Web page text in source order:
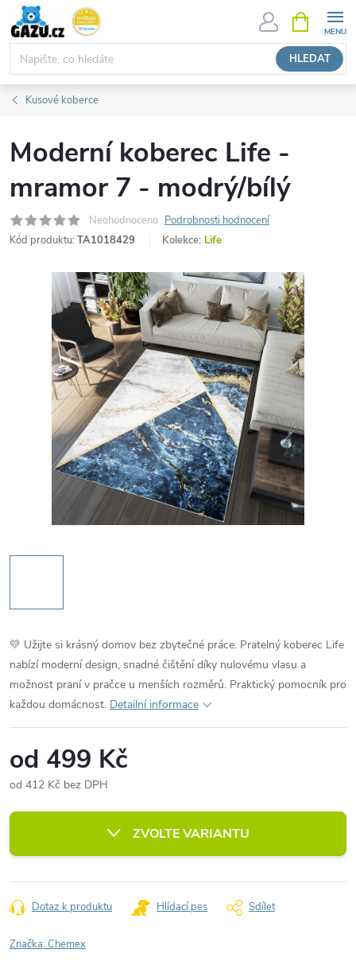
Přejít
obsah
HLEDAT
NÁKUPNÍ
KOŠÍK
Kusové koberce
Moderní koberec Life -
mramor 7 - modrý/bílý
Neohodnoceno Podrobnosti hodnocení
Kód produktu: TA1018429 Kolekce: Life
💛 Užijte si krásný domov bez zbytečné práce. Pratelný koberec Life
nabízí moderní design, snadné čištění díky nulovému vlasu a
možnost praní v pračce u menších rozměrů. Praktický pomocník pro
každou domácnost. Detailní informace
od 499 Kč
od 412 Kč bez DPH
cena:
ZVOLTE VARIANTU
Dotaz k produktu Hlídací pes Sdílet
Značka:Chemex